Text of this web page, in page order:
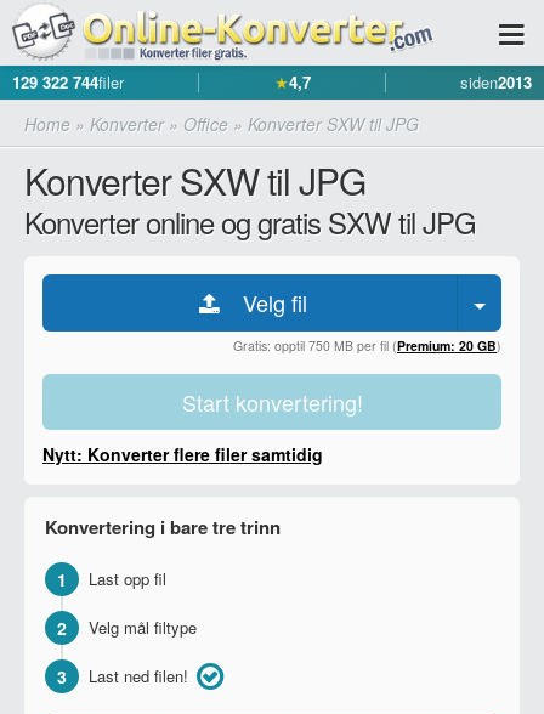
129 322 744filer ★4,7 siden2013
Home » Konverter» Office » Konverter SXW til JPG
Konverter SXW til JPG
Konverter online og gratis SXW til JPG
Velg fil
Gratis: opptil 750 MB per fil (Premium: 20 GB)
Start konvertering!
Nytt: Konverter flere filer samtidig
Konvertering i bare tre trinn
1 Last opp fil
2 Velg mål filtype
3 Last ned filen!